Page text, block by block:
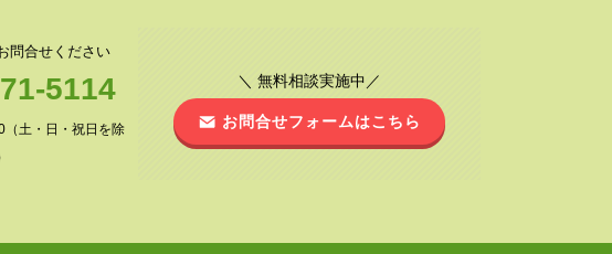
問合せください
5114
土・日・祝日を除
＼ 無料相談実施中／
お問合せフォームはこちら